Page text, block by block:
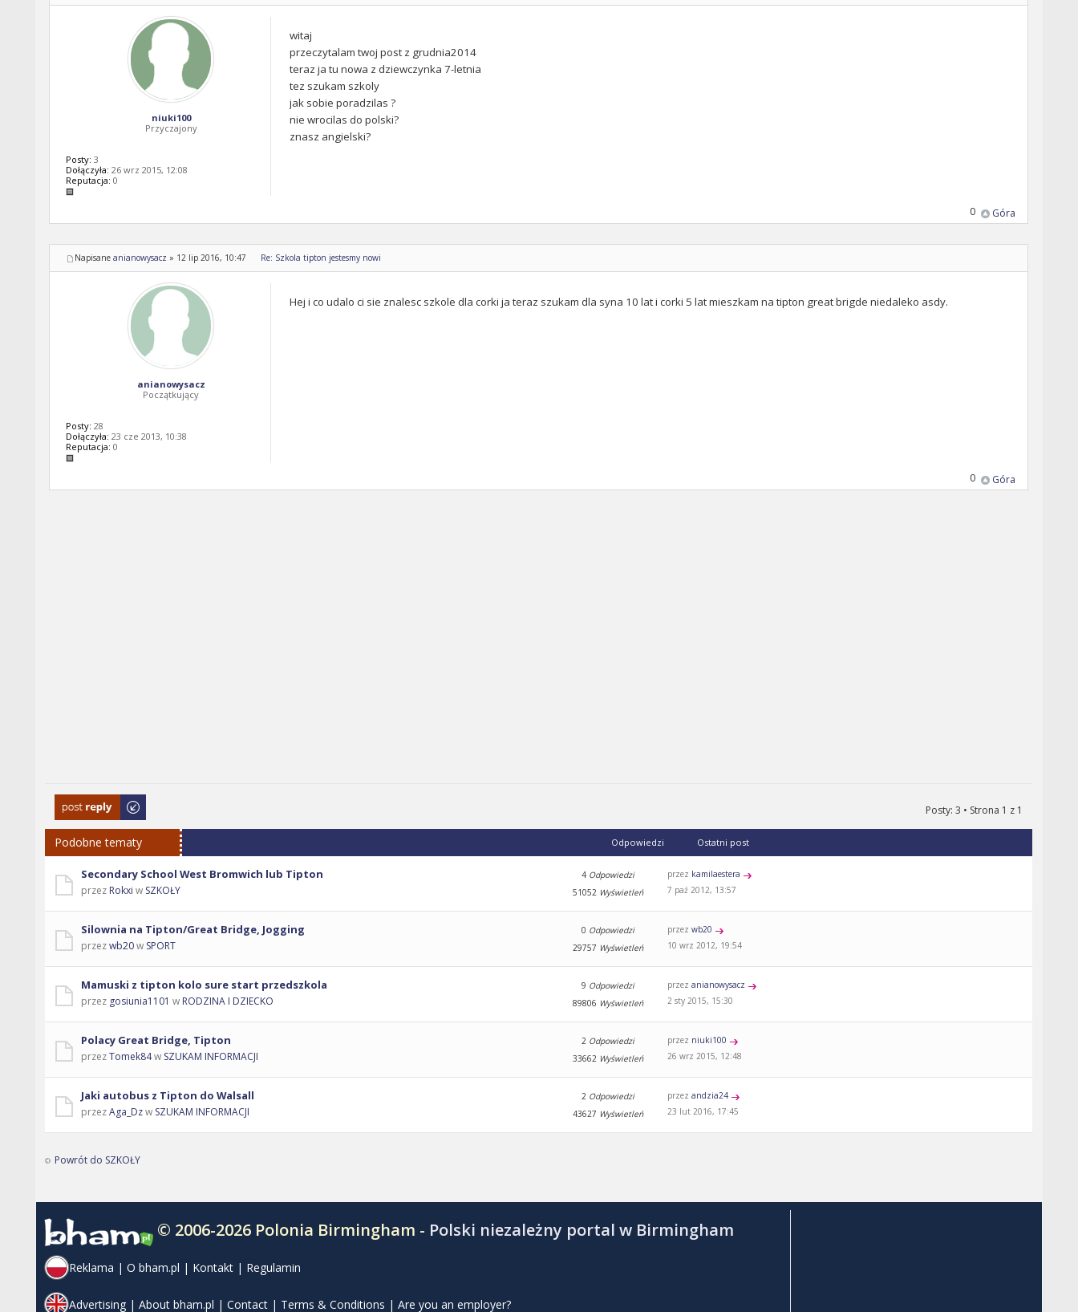
witaj
przeczytalam twoj post z grudnia2014
teraz ja tu nowa z dziewczynka 7-letnia
tez szukam szkoly
jak sobie poradzilas ?
nie wrocilas do polski?
znasz angielski?
niuki100
Przyczajony
Posty: 3
Dołączyła: 26 wrz 2015, 12:08
Reputacja: 0
Góra
0
Napisane anianowysacz » 12 lip 2016, 10:47 Re: Szkola tipton jestesmy nowi
Hej i co udalo ci sie znalesc szkole dla corki ja teraz szukam dla syna 10 lat i corki 5 lat mieszkam na tipton great brigde niedaleko asdy.
anianowysacz
Początkujący
Posty: 28
Dołączyła: 23 cze 2013, 10:38
Reputacja: 0
Góra
0
Odpowiedz
Posty: 3 • Strona 1 z 1
Podobne tematy Odpowiedzi Ostatni post
Secondary School West Bromwich lub Tipton
przez Rokxi w SZKOŁY
4 Odpowiedzi
51052 Wyświetleń
przez kamilaestera
7 paź 2012, 13:57
Silownia na Tipton/Great Bridge, Jogging
przezwb20w SPORT
0 Odpowiedzi
29757 Wyświetleń
przezwb20
10 wrz 2012, 19:54
Mamuski z tipton kolo sure start przedszkola
przez gosiunia1101 w RODZINA I DZIECKO
9 Odpowiedzi
89806 Wyświetleń
przezanianowysacz
2 sty 2015, 15:30
Polacy Great Bridge, Tipton
przezTomek84w SZUKAM INFORMACJI
2 Odpowiedzi
33662 Wyświetleń
przez niuki100
26 wrz 2015, 12:48
Jaki autobus z Tipton do Walsall
przezAga_Dzw SZUKAM INFORMACJI
2 Odpowiedzi
43627 Wyświetleń
przezandzia24
23 lut 2016, 17:45
Powrót do SZKOŁY
© 2006-2026 Polonia Birmingham - Polski niezależny portal w Birmingham
Reklama | O bham.pl | Kontakt | Regulamin
Advertising | About bham.pl | Contact | Terms & Conditions | Are you an employer?